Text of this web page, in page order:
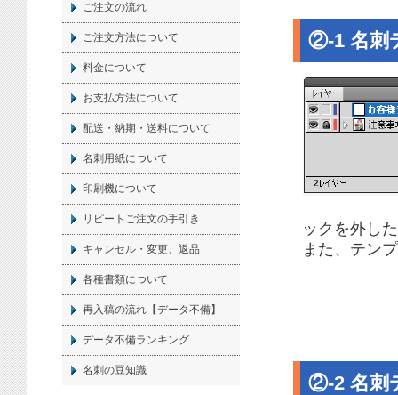
②-1 名刺
ックを外し
また、テン
②-2 名刺
ご注文の流れ
ご注文方法について
料金について
お支払方法について
配送・納期・送料について
名刺 用紙について
印刷機について
リピートご注文の手引き
キャンセル・変更、返品
各種書類について
再入稿の流れ【データ不備】
データ不備ランキング
名刺の豆知識